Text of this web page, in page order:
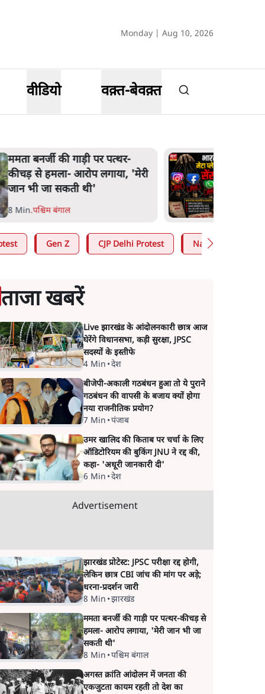
Monday | Aug 10, 2026
वीडियो वक़्त-बेवक़्त
ममता बनर्जी की गाड़ी पर पत्थर-
कीचड़ से हमला- आरोप लगाया, 'मेरी
जान भी जा सकती थी'
8 Min.पश्चिम बंगाल
Gen Z CJP Delhi Protest Narendra Modi
ताजा खबरें
Live झारखंड के आंदोलनकारी छात्र आज
घेरेंगे विधानसभा, कड़ी सुरक्षा, JPSC
सदस्यों के इस्तीफे
4 Min •देश
बीजेपी-अकाली गठबंधन हुआ तो ये पुराने
गठबंधन की वापसी के बजाय क्यों होगा
नया राजनीतिक प्रयोग?
7 Min •पंजाब
उमर खालिद की किताब पर चर्चा के लिए
ऑडिटोरियम की बुकिंग JNU ने रद्द की,
कहा- 'अधूरी जानकारी दी'
6 Min •देश
Advertisement
झारखंड प्रोटेस्ट: JPSC परीक्षा रद्द होगी,
लेकिन छात्र CBI जांच की मांग पर अड़े;
धरना-प्रदर्शन जारी
8 Min •झारखंड
ममता बनर्जी की गाड़ी पर पत्थर-कीचड़ से
हमला- आरोप लगाया, 'मेरी जान भी जा
सकती थी'
8 Min •पश्चिम बंगाल
अगस्त क्रांति आंदोलन में जनता की
एकजुटता कायम रहती तो देश का